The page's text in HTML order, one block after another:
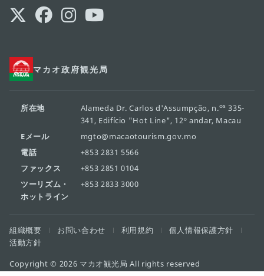
マカオ政府観光局
所在地 Alameda Dr. Carlos d'Assumpção, n.os 335-
341, Edifício "Hot Line", 12º andar, Macau
Eメール
mgto@macaotourism.gov.mo
電話
+853 2831 5566
ファックス
+853 2851 0104
ツーリズム・
ホットライン
+853 2833 3000
組織概要 お問い合わせ 利用規約
個人情報保護方針
活動方針
Copyright © 2026 マカオ観光局 All rights reserved